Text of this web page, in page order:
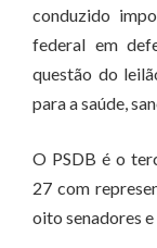
conduzido
federal em
questão do
para a saúde,
O PSDB é o
27 com
oito senadores